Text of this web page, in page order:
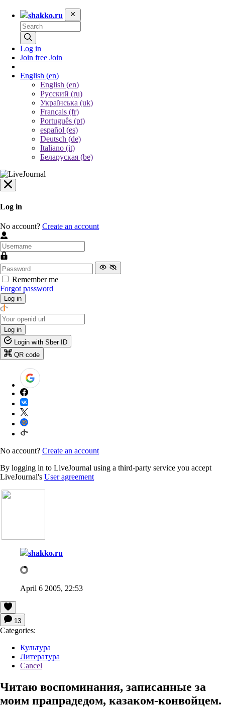
shakko.ru
Log in
Join free Join
English (en)
English (en)
Русский (ru)
Українська (uk)
Français (fr)
Português (pt)
español (es)
Deutsch (de)
Italiano (it)
Беларуская (be)
Log in
No account? Create an account
Remember me
Forgot password
Log in
Log in
Login with Sber ID
QR code
No account? Create an account
By logging in to LiveJournal using a third-party service you accept
LiveJournal's User agreement
shakko.ru
April 6 2005, 22:53
13
Categories:
Культура
Литература
Cancel
Читаю воспоминания, записанные за
моим прапрадедом, казаком-конвойцем.